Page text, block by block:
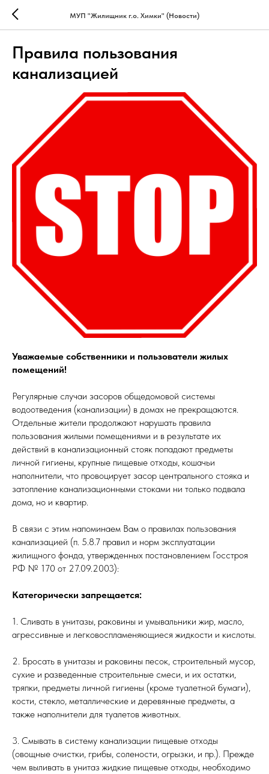
МУП "Жилищник г.о. Химки" (Новости)
Правила пользования
канализацией
Уважаемые собственники и пользователи жилых
помещений!
Регулярные случаи засоров общедомовой системы
водоотведения (канализации) в домах не прекращаются.
Отдельные жители продолжают нарушать правила
пользования жилыми помещениями и в результате их
действий в канализационный стояк попадают предметы
личной гигиены, крупные пищевые отходы, кошачьи
наполнители, что провоцирует засор центрального стояка и
затопление канализационными стоками ни только подвала
дома, но и квартир.
В связи с этим напоминаем Вам о правилах пользования
канализацией (п. 5.8.7 правил и норм эксплуатации
жилищного фонда, утвержденных постановлением Госстроя
РФ № 170 от 27.09.2003):
Категорически запрещается:
1. Сливать в унитазы, раковины и умывальники жир, масло,
агрессивные и легковоспламеняющиеся жидкости и кислоты.
2. Бросать в унитазы и раковины песок, строительный мусор,
сухие и разведенные строительные смеси, и их остатки,
тряпки, предметы личной гигиены (кроме туалетной бумаги),
кости, стекло, металлические и деревянные предметы, а
также наполнители для туалетов животных.
3. Смывать в систему канализации пищевые отходы
(овощные очистки, грибы, солености, огрызки, и пр.). Прежде
чем выливать в унитаз жидкие пищевые отходы, необходимо